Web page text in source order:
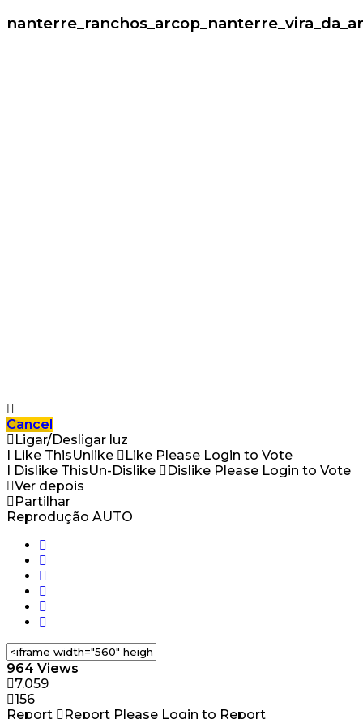
Cancel
Ligar/Desligar luz
I Like ThisUnlike Like Please Login to Vote
I Dislike ThisUn-Dislike Dislike Please Login to Vote
Ver depois
Partilhar
Reprodução AUTO
964 Views
7.059
156
Report
Report Please Login to Report